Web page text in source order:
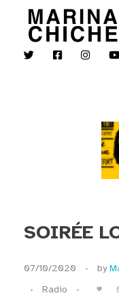
Violon
SOIRÉE
07/10/2020 by
Radio